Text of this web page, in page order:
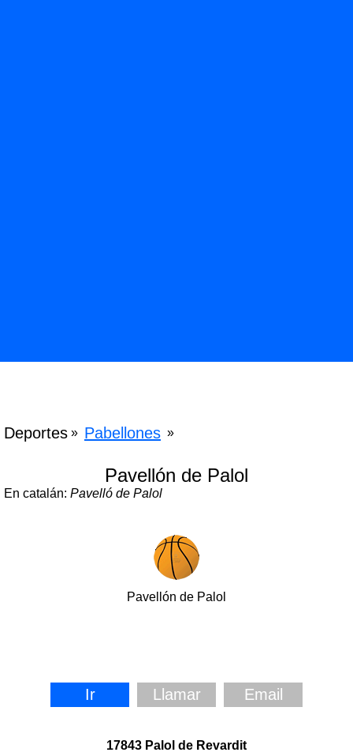
Deportes » Pabellones »
Pavellón de Palol
En catalán: Pavelló de Palol
Pavellón de Palol
Ir Llamar Email
17843 Palol de Revardit